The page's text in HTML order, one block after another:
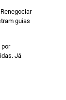
guias
por
Já